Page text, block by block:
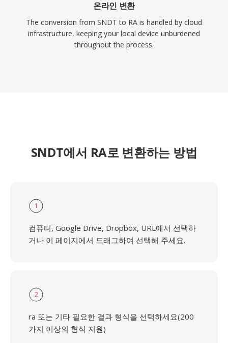
온라인 변환
The conversion from SNDT to RA is handled by cloud
infrastructure, keeping your local device unburdened
throughout the process.
SNDT에서 RA로 변환하는 방법
1
컴퓨터, Google Drive, Dropbox, URL에서 선택하
거나 이 페이지에서 드래그하여 선택해 주세요.
2
ra 또는 기타 필요한 결과 형식을 선택하세요(200
가지 이상의 형식 지원)